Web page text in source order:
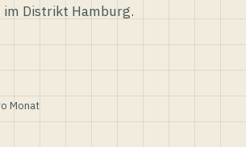
Distrikt Hamburg.
Monat